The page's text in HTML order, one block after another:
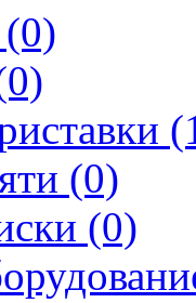
(0)
(0)